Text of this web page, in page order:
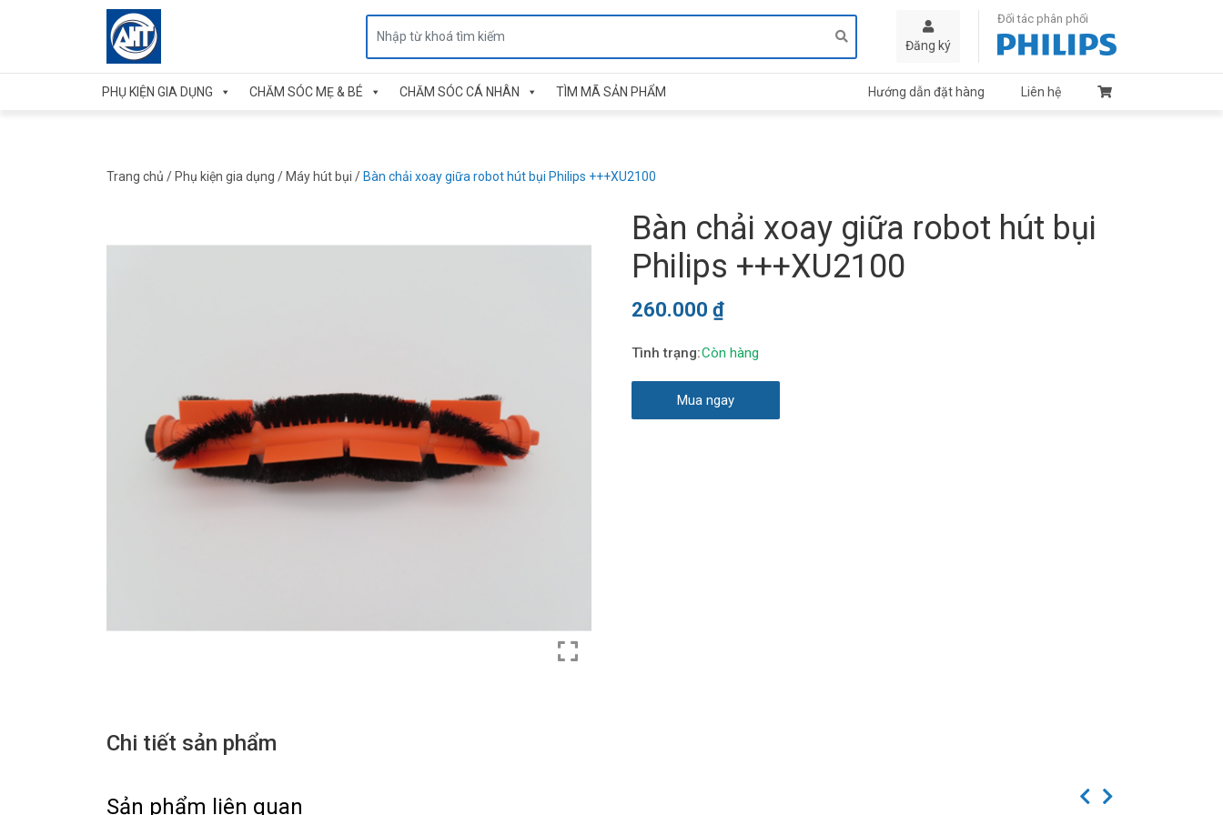
Đăng ký
Đối tác phân phối
PHỤ KIỆN GIA DỤNG CHĂM SÓC MẸ & BÉ CHĂM SÓC CÁ NHÂN TÌM MÃ SẢN PHẨM Hướng dẫn đặt hàng Liên hệ
Trang chủ / Phụ kiện gia dụng / Máy hút bụi / Bàn chải xoay giữa robot hút bụi Philips +++XU2100
Bàn chải xoay giữa robot hút bụi
Philips +++XU2100
260.000 ₫
Còn hàng
Mua ngay
Chi tiết sản phẩm
Sản phẩm liên quan